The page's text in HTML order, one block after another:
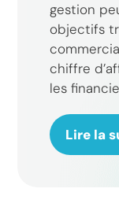
gestion
objectifs
chiffre
les
Lire la